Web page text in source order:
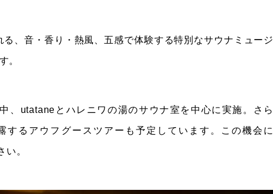
、音・香り・熱風、五感で体験する特別なサウナミュージ
。
、utataneとハレニワの湯のサウナ室を中心に実施。さら
するアウフグースツアーも予定しています。この機会に
い。